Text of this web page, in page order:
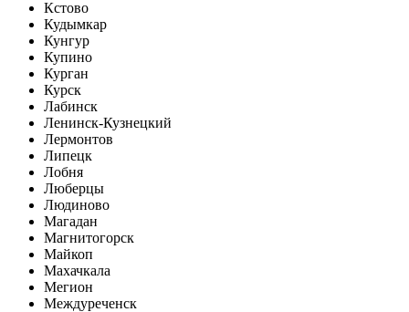
Кстово
Кудымкар
Кунгур
Купино
Курган
Курск
Лабинск
Ленинск-Кузнецкий
Лермонтов
Липецк
Лобня
Люберцы
Людиново
Магадан
Магнитогорск
Майкоп
Махачкала
Мегион
Междуреченск